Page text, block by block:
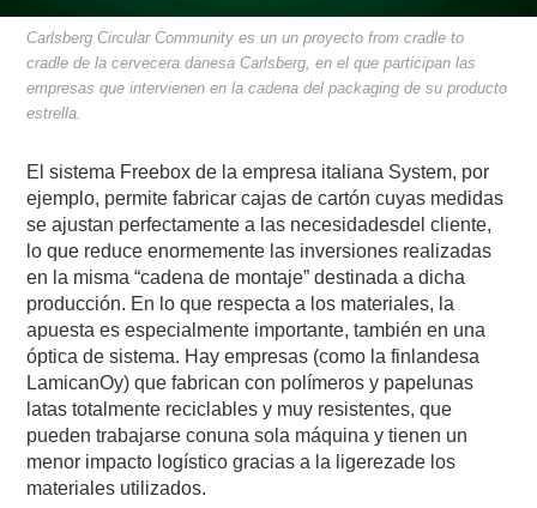
Carlsberg Circular Community es un un proyecto from cradle to
cradle de la cervecera danesa Carlsberg, en el que participan las
empresas que intervienen en la cadena del packaging de su producto
estrella.
El sistema Freebox de la empresa italiana System, por
ejemplo, permite fabricar cajas de cartón cuyas medidas
se ajustan perfectamente a las necesidadesdel cliente,
lo que reduce enormemente las inversiones realizadas
en la misma “cadena de montaje” destinada a dicha
producción. En lo que respecta a los materiales, la
apuesta es especialmente importante, también en una
óptica de sistema. Hay empresas (como la finlandesa
LamicanOy) que fabrican con polímeros y papelunas
latas totalmente reciclables y muy resistentes, que
pueden trabajarse conuna sola máquina y tienen un
menor impacto logístico gracias a la ligerezade los
materiales utilizados.